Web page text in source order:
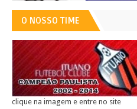
O NOSSO TIME
clique na imagem e entre no site